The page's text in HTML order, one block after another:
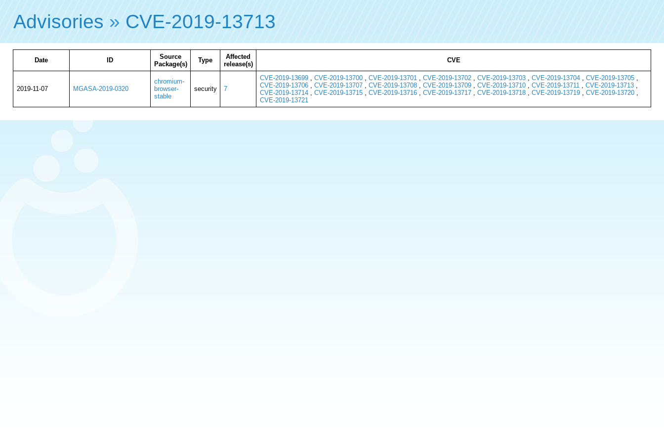
Advisories » CVE-2019-13713
Date ID
Source
Package(s)
Type
Affected
release(s)
CVE
2019-11-07 MGASA-2019-0320
chromium-
browser-
stable
security 7
CVE-2019-13699, CVE-2019-13700, CVE-2019-13701, CVE-2019-13702, CVE-2019-13703, CVE-2019-13704, CVE-2019-13705,
CVE-2019-13706, CVE-2019-13707, CVE-2019-13708, CVE-2019-13709, CVE-2019-13710, CVE-2019-13711, CVE-2019-13713,
CVE-2019-13714, CVE-2019-13715, CVE-2019-13716, CVE-2019-13717, CVE-2019-13718, CVE-2019-13719, CVE-2019-13720,
CVE-2019-13721